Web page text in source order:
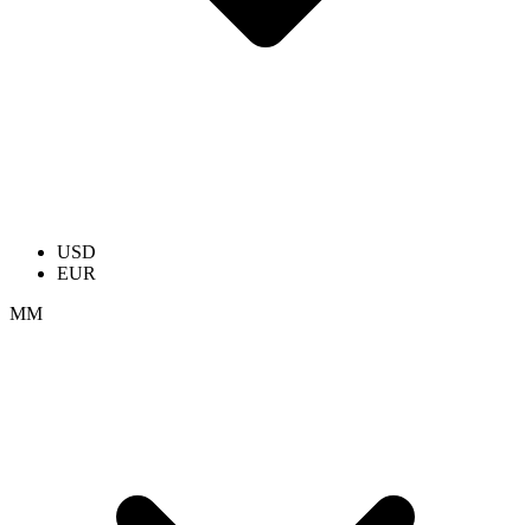
USD
EUR
ММ